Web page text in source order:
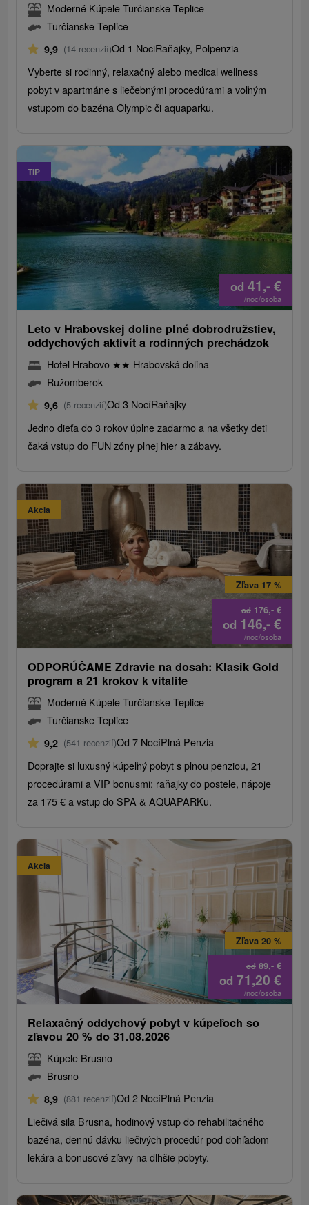
Moderné Kúpele Turčianske Teplice
Turčianske Teplice
9,9 (14 recenzií)Od 1 NociRaňajky, Polpenzia
Vyberte si rodinný, relaxačný alebo medical wellness
pobyt v apartmáne s liečebnými procedúrami a voľným
vstupom do bazéna Olympic či aquaparku.
TIP
od 41,-€
/noc/osoba
Leto v Hrabovskej doline plné dobrodružstiev,
oddychových aktivít a rodinných prechádzok
Hotel Hrabovo ★★ Hrabovská dolina
Ružomberok
9,6 (5 recenzií)Od 3 NocíRaňajky
Jedno dieťa do 3 rokov úplne zadarmo a na všetky deti
čaká vstup do FUN zóny plnej hier a zábavy.
Akcia
od176,-€
Zľava 17 %
od 146,-€
/noc/osoba
ODPORÚČAME Zdravie na dosah: Klasik Gold
program a 21 krokov k vitalite
Moderné Kúpele Turčianske Teplice
Turčianske Teplice
9,2 (541 recenzií)Od 7 NocíPlná Penzia
Doprajte si luxusný kúpeľný pobyt s plnou penziou, 21
procedúrami a VIP bonusmi: raňajky do postele, nápoje
za 175 € a vstup do SPA & AQUAPARKu.
Akcia
od89,-€
Zľava 20 %
od 71,20 €
/noc/osoba
Relaxačný oddychový pobyt v kúpeľoch so
zľavou 20 % do 31.08.2026
Kúpele Brusno
Brusno
8,9 (881 recenzií)Od 2 NocíPlná Penzia
Liečivá sila Brusna, hodinový vstup do rehabilitačného
bazéna, dennú dávku liečivých procedúr pod dohľadom
lekára a bonusové zľavy na dlhšie pobyty.